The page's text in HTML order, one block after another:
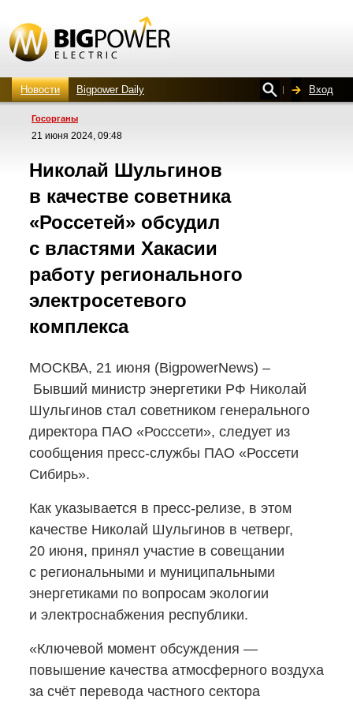
Новости Bigpower Daily Вход
Госорганы
21 июня 2024, 09:48
Николай Шульгинов
в качестве советника
«Россетей» обсудил
с властями Хакасии
работу регионального
электросетевого
комплекса
МОСКВА, 21 июня (BigpowerNews) –
Бывший министр энергетики РФ Николай
Шульгинов стал советником генерального
директора ПАО «Росссети», следует из
сообщения пресс-службы ПАО «Россети
Сибирь».
Как указывается в пресс-релизе, в этом
качестве Николай Шульгинов в четверг,
20 июня, принял участие в совещании
с региональными и муниципальными
энергетиками по вопросам экологии
и электроснабжения республики.
«Ключевой момент обсуждения —
повышение качества атмосферного воздуха
за счёт перевода частного сектора